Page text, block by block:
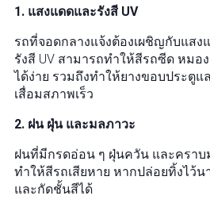
1. แสงแดดและรังสี UV
รถที่จอดกลางแจ้งต้องเผชิญกับแสง
รังสี UV สามารถทำให้สีรถซีด หมอ
ได้ง่าย รวมถึงทำให้ยางขอบประตู
เสื่อมสภาพเร็ว
2. ฝน ฝุ่น และมลภาวะ
ฝนที่มีกรดอ่อน ๆ ฝุ่นควัน และครา
ทำให้สีรถเสียหาย หากปล่อยทิ้งไว้
และกัดชั้นสีได้